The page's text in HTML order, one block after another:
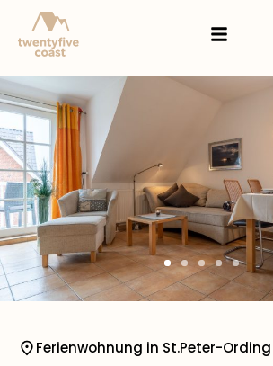
Ferienwohnung in St.Peter-Ording